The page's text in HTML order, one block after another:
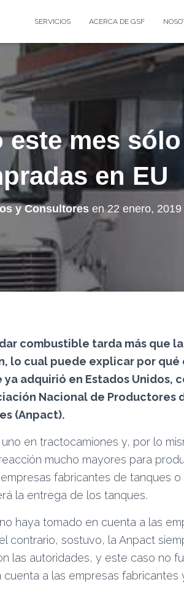
SERVICIOS ACERCA DE GSF
mes sólo
en EU
y Consultores en22 enero, 2019
combustible tarda más que
lo cual puede explicar por qué
adquirió en Estados Unidos,
Nacional de Productores
(Anpact).
en tractocamiones y, por lo
mucho mayores para
fabricantes de tanques o
la entrega de los tanques.
haya tomado en cuenta a las
contrario, sostuvo, la Anpact
las autoridades, y este caso no
a las empresas fabricantes